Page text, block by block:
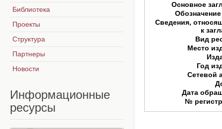
Основное
Сведения,
к
Вид
Место
Год
Сетевой
Дата
№
Библиотека
Проекты
Структура
Партнеры
Новости
Информационные
ресурсы